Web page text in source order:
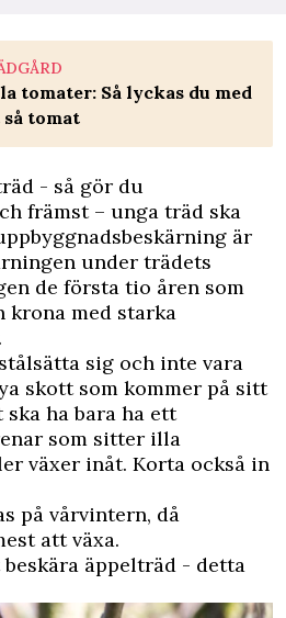
tomater: Så lyckas du med
tomat
- så gör du
främst – unga träd ska
är
under trädets
de första tio åren som
krona med starka
sig och inte vara
skott som kommer på sitt
ha bara ha ett
som sitter illa
växer inåt. Korta också in
på vårvintern, då
att växa.
äppelträd - detta